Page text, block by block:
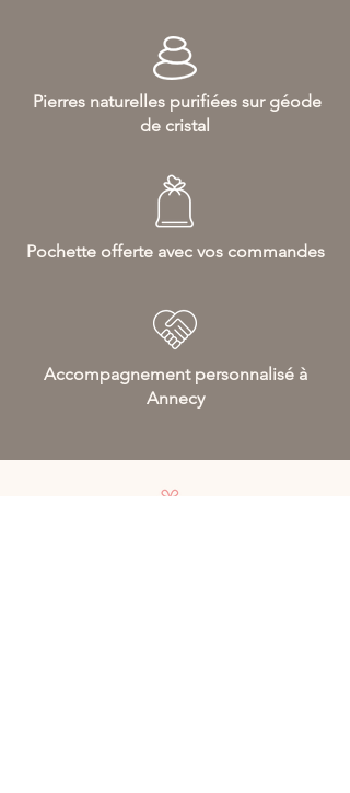
Pierres naturelles purifiées sur géode
de cristal
Pochette offerte avec vos commandes
Accompagnement personnalisé à
Annecy